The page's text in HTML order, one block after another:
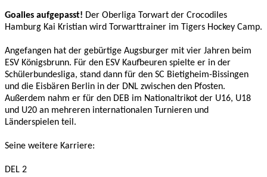
Goalies aufgepasst! Der Oberliga Torwart der Crocodiles
Hamburg Kai Kristian wird Torwarttrainer im Tigers Hockey Camp.
Angefangen hat der gebürtige Augsburger mit vier Jahren beim
ESV Königsbrunn. Für den ESV Kaufbeuren spielte er in der
Schülerbundesliga, stand dann für den SC Bietigheim-Bissingen
und die Eisbären Berlin in der DNL zwischen den Pfosten.
Außerdem nahm er für den DEB im Nationaltrikot der U16, U18
und U20 an mehreren internationalen Turnieren und
Länderspielen teil.
Seine weitere Karriere:
DEL 2